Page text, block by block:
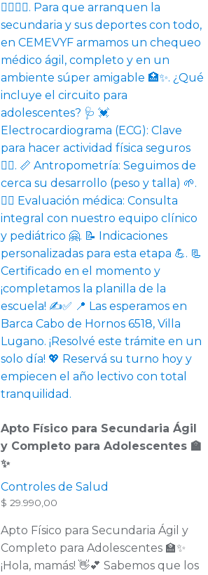
Apto Físico para Secundaria Ágil
y Completo para Adolescentes 🏫
✨
Controles de Salud
$ 29.990,00
Apto Físico para Secundaria Ágil y
Completo para Adolescentes 🏫✨
¡Hola, mamás! 👋💕 Sabemos que los